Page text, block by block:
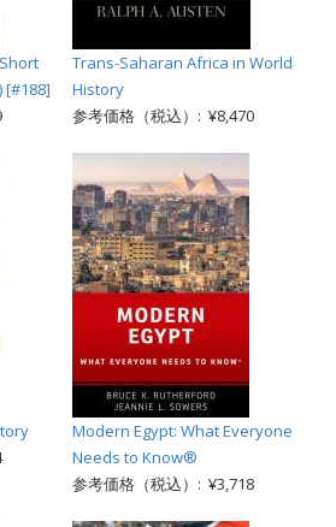
[#188]
Trans-Saharan Africa in World
History
参考価格（税込）: ¥8,470
Modern Egypt: What Everyone
Needs to Know®
参考価格（税込）: ¥3,718